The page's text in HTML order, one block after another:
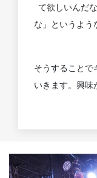
て欲しいんだ
な」というよう
そうすることで
いきます。興味